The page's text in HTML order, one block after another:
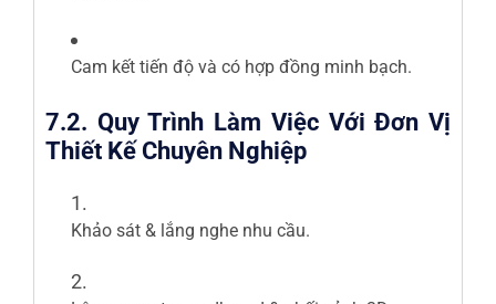
Cam kết tiến độ và có hợp đồng minh bạch.
7.2. Quy Trình Làm Việc Với Đơn Vị
Thiết Kế Chuyên Nghiệp
Khảo sát & lắng nghe nhu cầu.